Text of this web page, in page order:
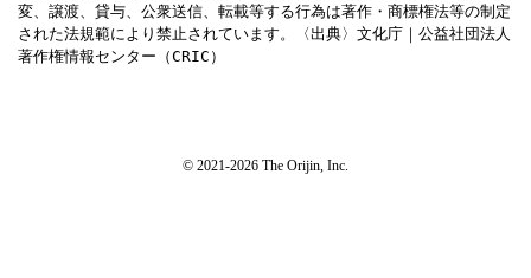
変、譲渡、貸与、公衆送信、転載等する行為は著作・商標権法等の制定
された法規範により禁止されています。〈出典〉文化庁｜公益社団法人
著作権情報センター（CRIC）
© 2021-2026 The Orijin, Inc.